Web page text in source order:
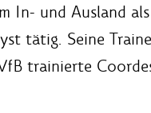
und Ausland
tätig. Seine
trainierte